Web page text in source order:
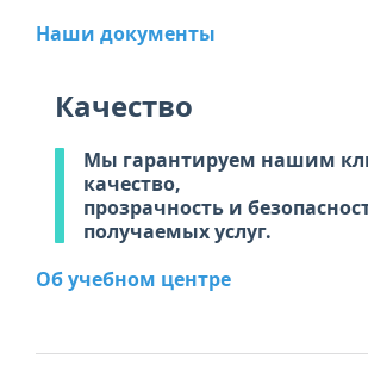
Наши документы
Качество
Мы гарантируем нашим
качество,
прозрачность и
получаемых услуг.
Об учебном центре